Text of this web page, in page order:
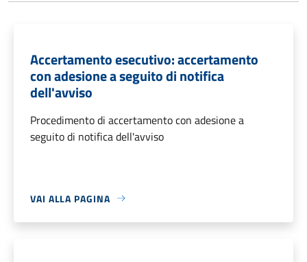
Accertamento esecutivo: accertamento
con adesione a seguito di notifica
dell'avviso
Procedimento di accertamento con adesione a
seguito di notifica dell'avviso
VAI ALLA PAGINA